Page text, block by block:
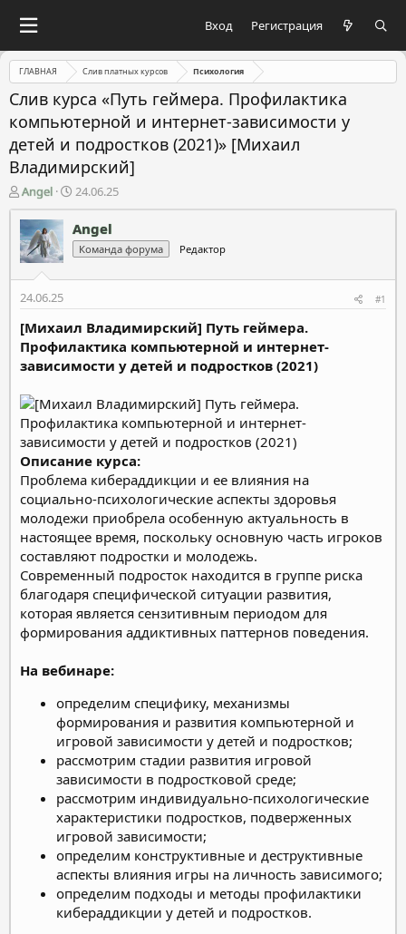
Вход Регистрация
ГЛАВНАЯ Слив платных курсов Психология
Слив курса «Путь геймера. Профилактика
компьютерной и интернет-зависимости у
детей и подростков (2021)» [Михаил
Владимирский]
А
в
т
о
р
м
ы
Angel
Д
а
т
а
н
а
а
24.06.25
Angel
Команда форума Редактор
24.06.25 #1
[Михаил Владимирский] Путь геймера.
Профилактика компьютерной и интернет-
зависимости у детей и подростков (2021)
Описание курса:
Проблема кибераддикции и ее влияния на
социально-психологические аспекты здоровья
молодежи приобрела особенную актуальность в
настоящее время, поскольку основную часть игроков
составляют подростки и молодежь.
Современный подросток находится в группе риска
благодаря специфической ситуации развития,
которая является сензитивным периодом для
формирования аддиктивных паттернов поведения.
На вебинаре:
определим специфику, механизмы
формирования и развития компьютерной и
игровой зависимости у детей и подростков;
рассмотрим стадии развития игровой
зависимости в подростковой среде;
рассмотрим индивидуально-психологические
характеристики подростков, подверженных
игровой зависимости;
определим конструктивные и деструктивные
аспекты влияния игры на личность зависимого;
определим подходы и методы профилактики
кибераддикции у детей и подростков.